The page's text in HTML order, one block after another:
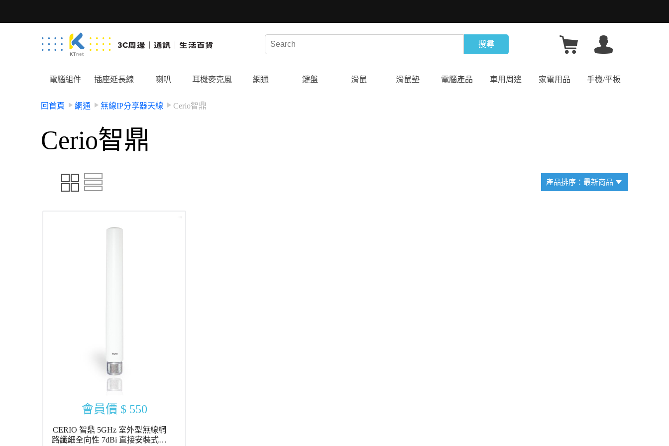
搜尋
電腦組件 插座延長線 喇叭 耳機麥克風 網通 鍵盤 滑鼠 滑鼠墊 電腦產品 車用周邊 家電用品 手機/平板
回首頁 網通 無線IP分享器天線 Cerio智鼎
Cerio智鼎
產品排序：最新商品
會員價 $ 550
CERIO 智鼎 5GHz 室外型無線網
路纖細全向性 7dBi 直接安裝式高